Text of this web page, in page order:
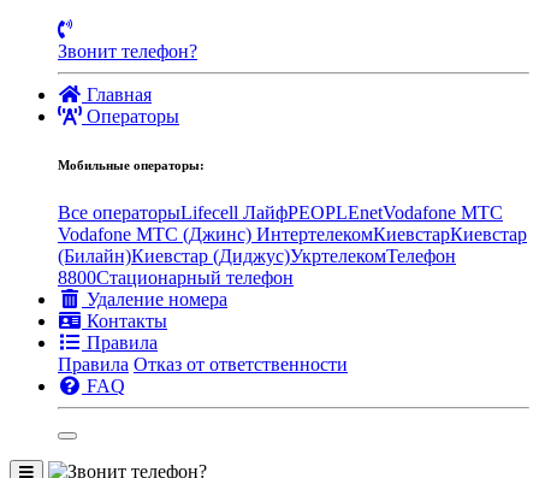
Звонит телефон?
Главная
Операторы
Мобильные операторы:
Все операторыLifecell ЛайфPEOPLEnetVodafone MTC
Vodafone МТС (Джинс) ИнтертелекомКиевстарКиевстар
(Билайн)Киевстар (Диджус)УкртелекомТелефон
8800Стационарный телефон
Удаление номера
Контакты
Правила
Правила Отказ от ответственности
FAQ